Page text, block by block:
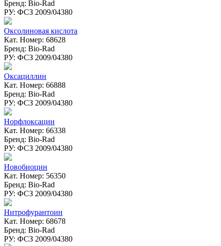
Бренд: Bio-Rad
РУ: ФСЗ 2009/04380
Оксолиновая кислота
Кат. Номер: 68628
Бренд: Bio-Rad
РУ: ФСЗ 2009/04380
Оксациллин
Кат. Номер: 66888
Бренд: Bio-Rad
РУ: ФСЗ 2009/04380
Норфлоксацин
Кат. Номер: 66338
Бренд: Bio-Rad
РУ: ФСЗ 2009/04380
Новобиоцин
Кат. Номер: 56350
Бренд: Bio-Rad
РУ: ФСЗ 2009/04380
Нитрофурантоин
Кат. Номер: 68678
Бренд: Bio-Rad
РУ: ФСЗ 2009/04380